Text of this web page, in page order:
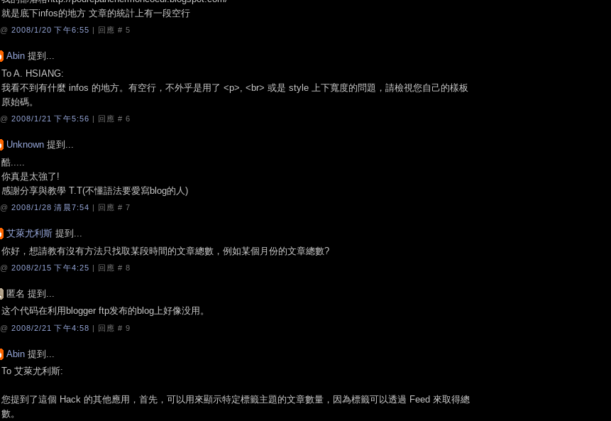
就是底下infos的地方 文章的統計上有一段空行
@ 2008/1/20 下午6:55 | 回應 #5
Abin 提到...
To A. HSIANG:
我看不到有什麼 infos 的地方。有空行，不外乎是用了 <p>, <br> 或是 style 上下寬度的問題，請檢視您自己的樣板
原始碼。
@ 2008/1/21 下午5:56 | 回應 #6
Unknown 提到...
酷.....
你真是太強了!
感謝分享與教學 T.T(不懂語法要愛寫blog的人)
@ 2008/1/28 清晨7:54 | 回應 #7
艾萊尤利斯 提到...
你好，想請教有沒有方法只找取某段時間的文章總數，例如某個月份的文章總數?
@ 2008/2/15 下午4:25 | 回應 #8
匿名 提到...
这个代码在利用blogger ftp发布的blog上好像没用。
@ 2008/2/21 下午4:58 | 回應 #9
Abin 提到...
To 艾萊尤利斯:
您提到了這個 Hack 的其他應用，首先，可以用來顯示特定標籤主題的文章數量，因為標籤可以透過 Feed 來取得總
數。